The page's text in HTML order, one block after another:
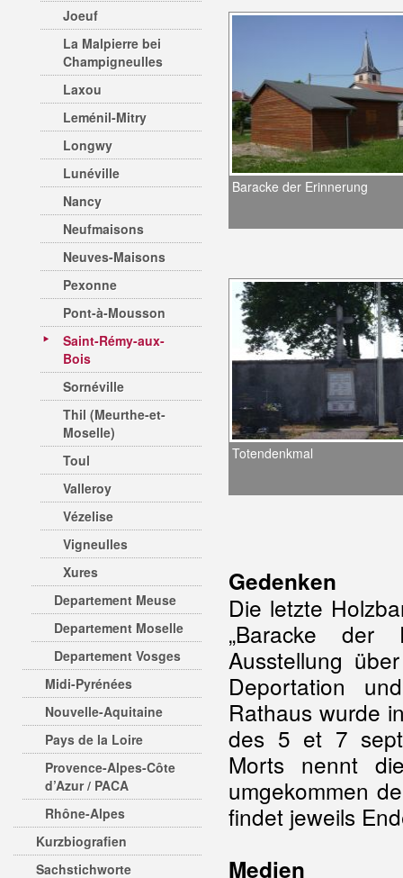
Joeuf
La Malpierre bei
Champigneulles
Laxou
Leménil-Mitry
Longwy
Lunéville
Nancy
Neufmaisons
Neuves-Maisons
Pexonne
Pont-à-Mousson
Saint-Rémy-aux-
Bois
Sornéville
Thil (Meurthe-et-
Moselle)
Toul
Valleroy
Vézelise
Vigneulles
Xures
Departement Meuse
Departement Moselle
Departement Vosges
Midi-Pyrénées
Nouvelle-Aquitaine
Pays de la Loire
Provence-Alpes-Côte
d’Azur / PACA
Rhône-Alpes
Kurzbiografien
Sachstichworte
Baracke der Erinnerung
Totendenkmal
Gedenken
Die letzte
„Baracke der
Ausstellung
Deportation
Rathaus wurde
des 5 et 7
Morts nennt
umgekommen
findet jeweils
Medien